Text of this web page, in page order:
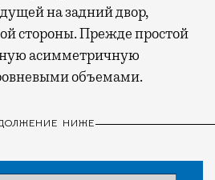
на задний двор,
стороны. Прежде простой
асимметричную
объемами.
НИЖЕ